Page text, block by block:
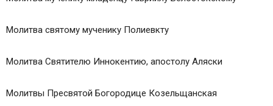
Молитва святому мученику Полиевкту
Молитва Святителю Иннокентию, апостолу Аляски
Молитвы Пресвятой Богородице Козельщанская